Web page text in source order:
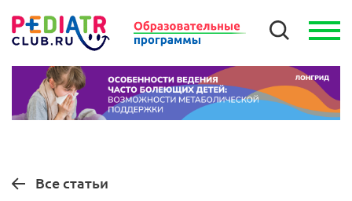
Все статьи